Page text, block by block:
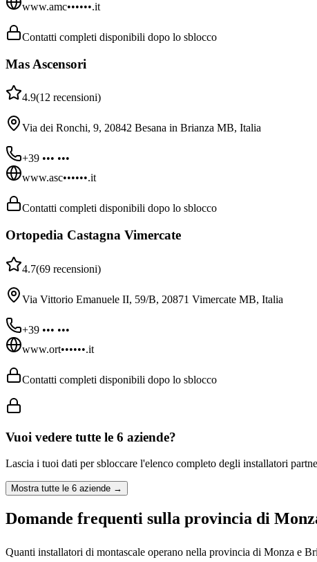
www.amc••••••.it
Contatti completi disponibili dopo lo sblocco
Mas Ascensori
4.9(12 recensioni)
Via dei Ronchi, 9, 20842 Besana in Brianza MB, Italia
+39 ••• •••
www.asc••••••.it
Contatti completi disponibili dopo lo sblocco
Ortopedia Castagna Vimercate
4.7(69 recensioni)
Via Vittorio Emanuele II, 59/B, 20871 Vimercate MB, Italia
+39 ••• •••
www.ort••••••.it
Contatti completi disponibili dopo lo sblocco
Vuoi vedere tutte le 6 aziende?
Lascia i tuoi dati per sbloccare l'elenco completo degli installatori
Mostra tutte le 6 aziende →
Domande frequenti sulla provincia di
Quanti installatori di montascale operano nella provincia di Monza e